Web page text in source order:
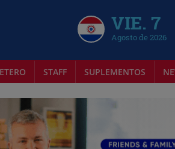
VIE. 7
Agosto de 2026
STAFF SUPLEMENTOS